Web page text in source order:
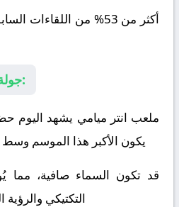
أكثر من 53% من
جولة داخل معقل المباراة:
ملعب انتر ميامي يشهد اليوم
يكون الأكبر هذا الموسم
قد تكون السماء صافية، مما
التكتيكي